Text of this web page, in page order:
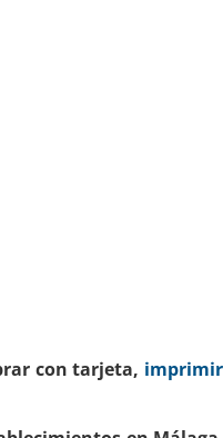
con tarjeta, imprimir